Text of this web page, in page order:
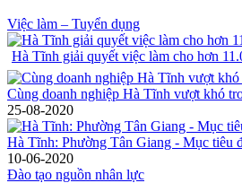
Việc làm – Tuyển dụng
Hà Tĩnh giải quyết việc làm cho hơn
Cùng doanh nghiệp Hà Tĩnh vượt khó
25-08-2020
Hà Tĩnh: Phường Tân Giang - Mục tiêu
10-06-2020
Đào tạo nguồn nhân lực